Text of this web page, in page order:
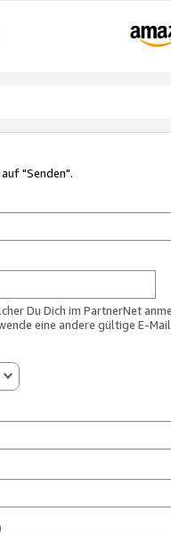
"Senden".
Du Dich im PartnerNet
eine andere gültige E-